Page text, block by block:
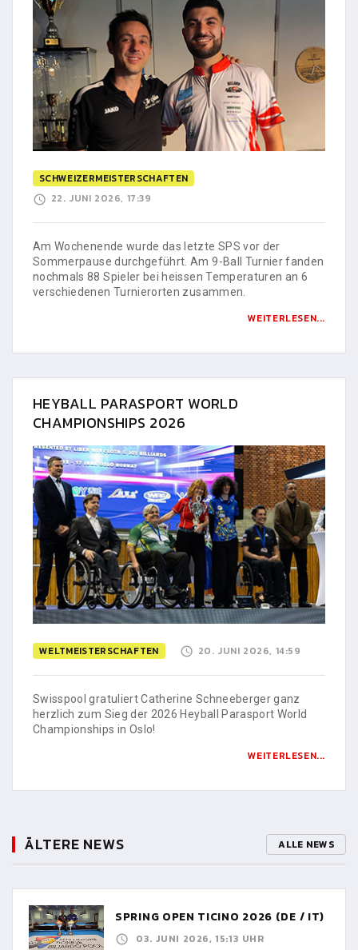
SCHWEIZERMEISTERSCHAFTEN
22. JUNI 2026, 17:39
Am Wochenende wurde das letzte SPS vor der
Sommerpause durchgeführt. Am 9-Ball Turnier fanden
nochmals 88 Spieler bei heissen Temperaturen an 6
verschiedenen Turnierorten zusammen.
WEITERLESEN...
HEYBALL PARASPORT WORLD
CHAMPIONSHIPS 2026
WELTMEISTERSCHAFTEN 20. JUNI 2026, 14:59
Swisspool gratuliert Catherine Schneeberger ganz
herzlich zum Sieg der 2026 Heyball Parasport World
Championships in Oslo!
WEITERLESEN...
ÄLTERE NEWS ALLE NEWS
SPRING OPEN TICINO 2026 (DE / IT)
03. JUNI 2026, 15:13 UHR